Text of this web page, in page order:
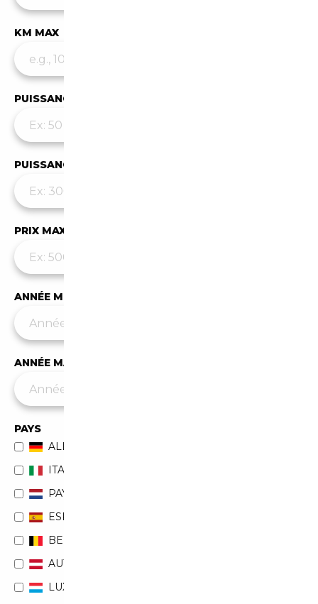
KM MAX
PUISSANCE MIN
PUISSANCE MAX
PRIX MAX (€)
ANNÉE MIN
ANNÉE MAX
PAYS
ALLEMAGNE
ITALIE
PAYS-BAS
ESPAGNE
BELGIQUE
AUTRICHE
LUXEMBOURG